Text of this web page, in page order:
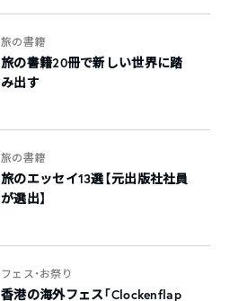
旅の書籍
旅の書籍20冊で新しい世界に踏
み出す
旅の書籍
旅のエッセイ13選【元出版社社員
が選出】
フェス・お祭り
香港の海外フェス「Clockenflap